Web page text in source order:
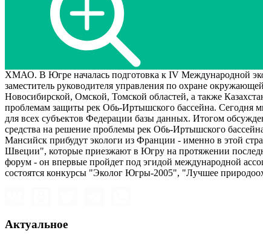
ХМАО. В Югре началась подготовка к IV Международной
заместитель руководителя управления по охране
Новосибирской, Омской, Томской областей, а также
проблемам защиты рек Обь-Иртышского бассейна. Сегодня
для всех субъектов Федерации базы данных. Итогом
средства на решение проблемы рек Обь-Иртышского
Мансийск прибудут экологи из Франции - именно в этой
Швеции", которые приезжают в Югру на протяжении
форум - он впервые пройдет под эгидой международной
состоятся конкурсы "Эколог Югры-2005", "Лучшее
Актуальное